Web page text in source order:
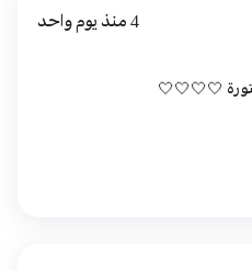
4 منذ يوم واحد
🤍🤍🤍🤍